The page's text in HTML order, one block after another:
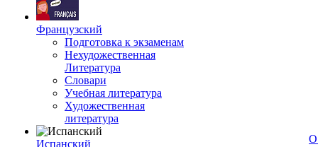
Французский
Подготовка к экзаменам
Нехудожественная
Литература
Словари
Учебная литература
Художественная
литература
Испанский
О